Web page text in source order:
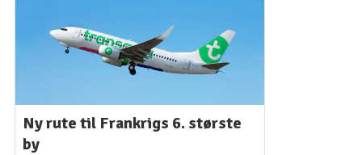
Ny rute til Frankrigs 6. største
by